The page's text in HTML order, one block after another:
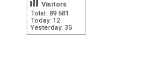
Total: 89 681
Today: 12
Yesterday: 35
Visitors